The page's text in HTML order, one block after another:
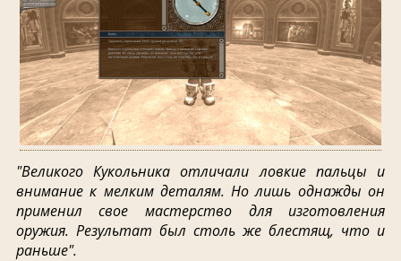
"Великого Кукольника отличали ловкие пальцы и
внимание к мелким деталям. Но лишь однажды он
применил свое мастерство для изготовления
оружия. Результат был столь же блестящ, что и
раньше".